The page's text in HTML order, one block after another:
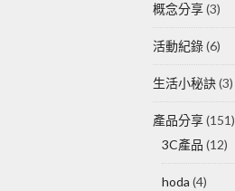
概念分享(3)
活動紀錄(6)
生活小秘訣(3)
產品分享(151)
3C產品 (12)
hoda (4)